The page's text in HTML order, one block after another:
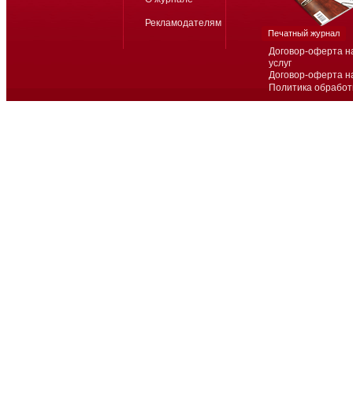
Договор-оферта
услуг
Договор-оферта
Политика
Рекламодателям
Печатный журнал